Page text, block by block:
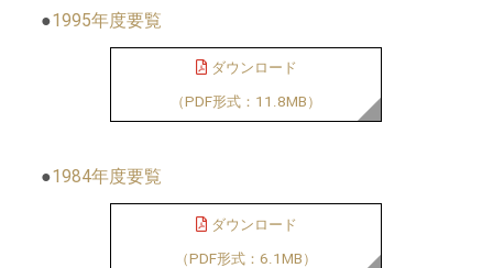
●1995年度要覧
ダウンロード
（PDF形式：11.8MB）
●1984年度要覧
ダウンロード
（PDF形式：6.1MB）